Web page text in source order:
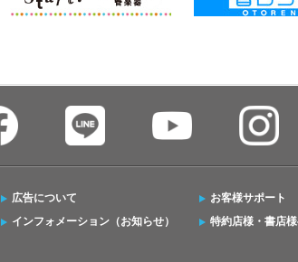
広告について
インフォメーション（お知らせ）
お客様サポート
特約店様・書店